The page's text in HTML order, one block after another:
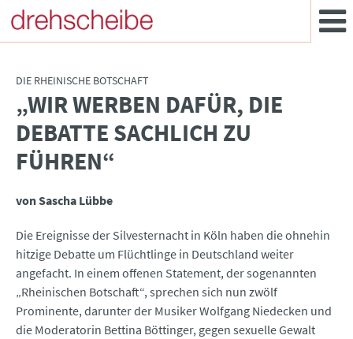
DIE RHEINISCHE BOTSCHAFT
„WIR WERBEN DAFÜR, DIE
DEBATTE SACHLICH ZU
FÜHREN“
von Sascha Lübbe
Die Ereignisse der Silvesternacht in Köln haben die ohnehin
hitzige Debatte um Flüchtlinge in Deutschland weiter
angefacht. In einem offenen Statement, der sogenannten
„Rheinischen Botschaft“, sprechen sich nun zwölf
Prominente, darunter der Musiker Wolfgang Niedecken und
die Moderatorin Bettina Böttinger, gegen sexuelle Gewalt